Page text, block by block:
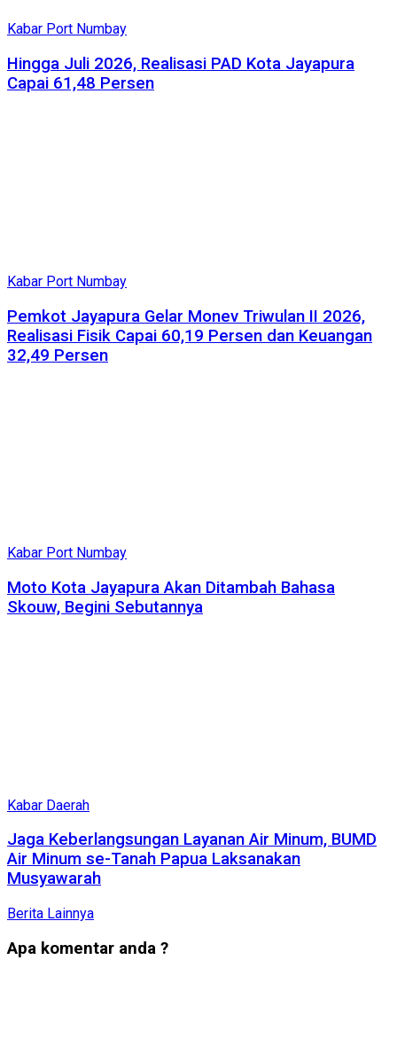
Kabar Port Numbay
Hingga Juli 2026, Realisasi PAD Kota Jayapura
Capai 61,48 Persen
Kabar Port Numbay
Pemkot Jayapura Gelar Monev Triwulan II 2026,
Realisasi Fisik Capai 60,19 Persen dan Keuangan
32,49 Persen
Kabar Port Numbay
Moto Kota Jayapura Akan Ditambah Bahasa
Skouw, Begini Sebutannya
Kabar Daerah
Jaga Keberlangsungan Layanan Air Minum, BUMD
Air Minum se-Tanah Papua Laksanakan
Musyawarah
Berita Lainnya
Apa komentar anda ?